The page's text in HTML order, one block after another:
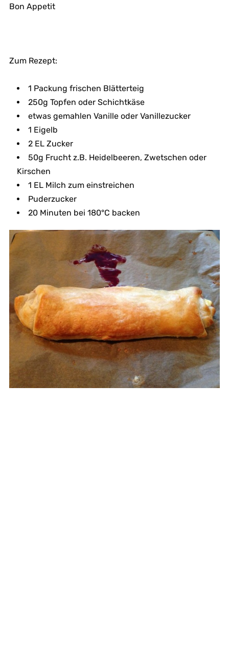
Bon Appetit
Zum Rezept:
1 Packung frischen Blätterteig
250g Topfen oder Schichtkäse
etwas gemahlen Vanille oder Vanillezucker
1 Eigelb
2 EL Zucker
50g Frucht z.B. Heidelbeeren, Zwetschen oder
Kirschen
1 EL Milch zum einstreichen
Puderzucker
20 Minuten bei 180°C backen